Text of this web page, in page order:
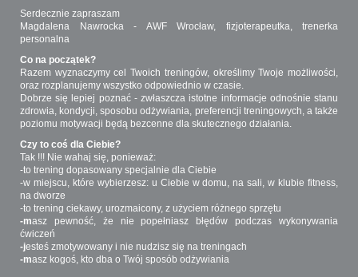
Serdecznie zapraszam
Magdalena Nawrocka - AWF Wrocław, fizjoterapeutka, trenerka
personalna
Co na początek?
Razem wyznaczymy cel Twoich treningów, określimy Twoje możliwości,
oraz rozplanujemy wszystko odpowiednio w czasie.
Dobrze się lepiej poznać - zwłaszcza istotne informacje odnośnie stanu
zdrowia, kondycji, sposobu odżywiania, preferencji treningowych, a także
poziomu motywacji będą bezcenne dla skutecznego działania.
Czy to coś dla Ciebie?
Tak !!! Nie wahaj się, ponieważ:
-to trening dopasowany specjalnie dla Ciebie
-w miejscu, które wybierzesz: u Ciebie w domu, na sali, w klubie fitness,
na dworze
-to trening ciekawy, urozmaicony, z użyciem różnego sprzętu
-masz pewność, że nie popełniasz błędów podczas wykonywania
ćwiczeń
-jesteś zmotywowany i nie nudzisz się na treningach
-masz kogoś, kto dba o Twój sposób odżywiania